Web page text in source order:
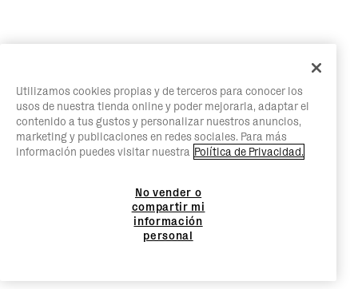
Utilizamos cookies propias y de terceros para conocer los
usos de nuestra tienda online y poder mejorarla, adaptar el
contenido a tus gustos y personalizar nuestros anuncios,
marketing y publicaciones en redes sociales. Para más
información puedes visitar nuestra Política de Privacidad.
No vender o
compartir mi
información
personal